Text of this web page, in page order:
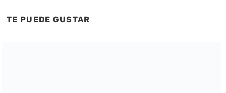
TE PUEDE GUSTAR